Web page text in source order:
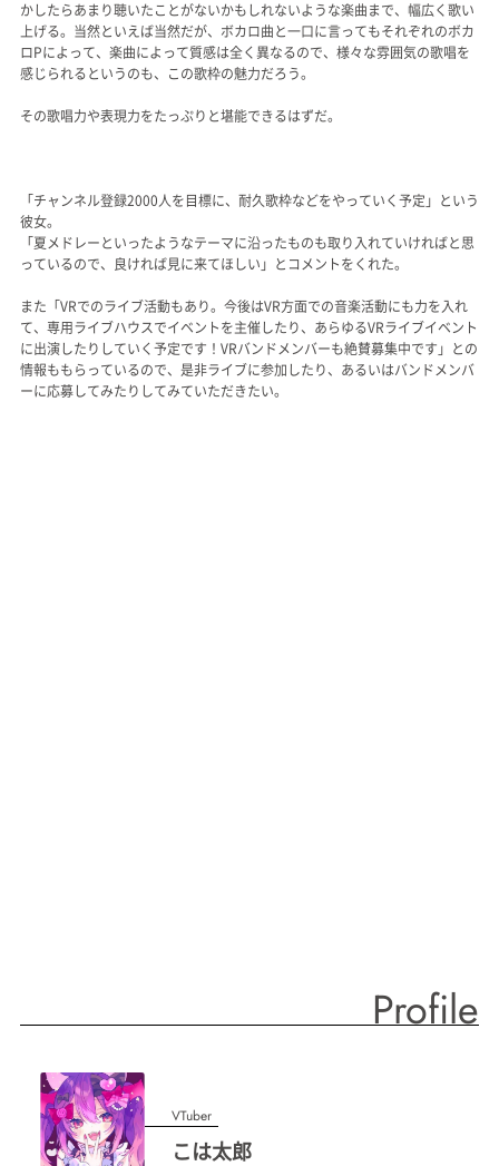
かしたらあまり聴いたことがないかもしれないような楽曲まで、幅広く歌い
上げる。当然といえば当然だが、ボカロ曲と一口に言ってもそれぞれのボカ
ロPによって、楽曲によって質感は全く異なるので、様々な雰囲気の歌唱を
感じられるというのも、この歌枠の魅力だろう。
その歌唱力や表現力をたっぷりと堪能できるはずだ。
「チャンネル登録2000人を目標に、耐久歌枠などをやっていく予定」という
彼女。
「夏メドレーといったようなテーマに沿ったものも取り入れていければと思
っているので、良ければ見に来てほしい」とコメントをくれた。
また「VRでのライブ活動もあり。今後はVR方面での音楽活動にも力を入れ
て、専用ライブハウスでイベントを主催したり、あらゆるVRライブイベント
に出演したりしていく予定です！VRバンドメンバーも絶賛募集中です」との
情報ももらっているので、是非ライブに参加したり、あるいはバンドメンバ
ーに応募してみたりしてみていただきたい。
Profile
VTuber
こは太郎